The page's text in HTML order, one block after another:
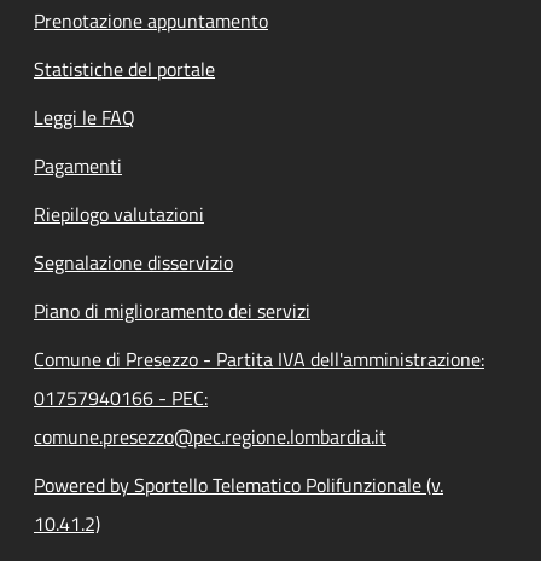
Prenotazione appuntamento
Statistiche del portale
Leggi le FAQ
Pagamenti
Riepilogo valutazioni
Segnalazione disservizio
Piano di miglioramento dei servizi
Comune di Presezzo - Partita IVA dell'amministrazione:
01757940166 - PEC:
comune.presezzo@pec.regione.lombardia.it
Powered by Sportello Telematico Polifunzionale (v.
10.41.2)